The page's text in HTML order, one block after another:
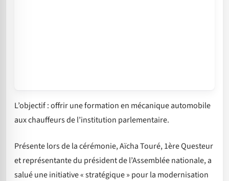
L’objectif : offrir une formation en mécanique automobile
aux chauffeurs de l’institution parlementaire.
Présente lors de la cérémonie, Aïcha Touré, 1ère Questeur
et représentante du président de l’Assemblée nationale, a
salué une initiative « stratégique » pour la modernisation